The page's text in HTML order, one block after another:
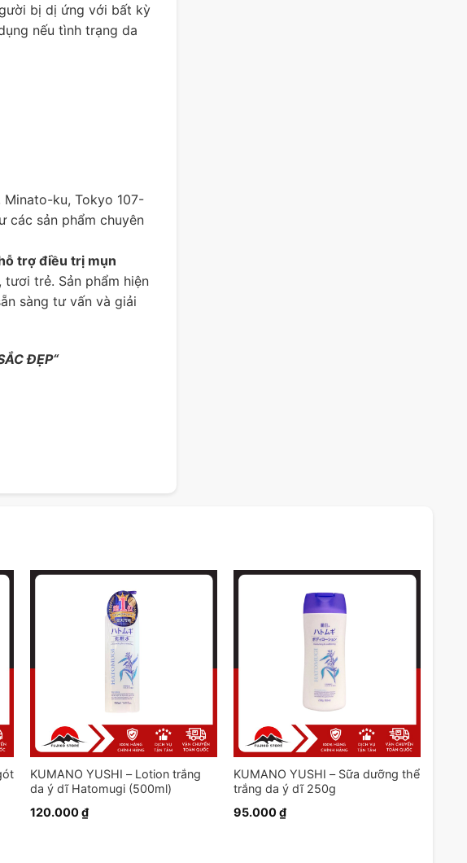
bị dị ứng với bất kỳ
nếu tình trạng da
ku, Tokyo 107-
các sản phẩm chuyên
trợ điều trị mụn
trẻ. Sản phẩm hiện
sàng tư vấn và giải
ĐẸP“
KUMANO YUSHI – Lotion trắng
da ý dĩ Hatomugi (500ml)
120.000₫
KUMANO YUSHI – Sữa dưỡng thể
trắng da ý dĩ 250g
95.000₫